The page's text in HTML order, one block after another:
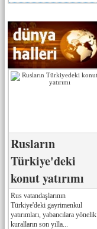
Rusların
Türkiye'deki
konut yatırımı
Rus vatandaşlarının
Türkiye'deki gayrimenkul
yatırımları, yabancılara yönelik
kuralların son yılla...